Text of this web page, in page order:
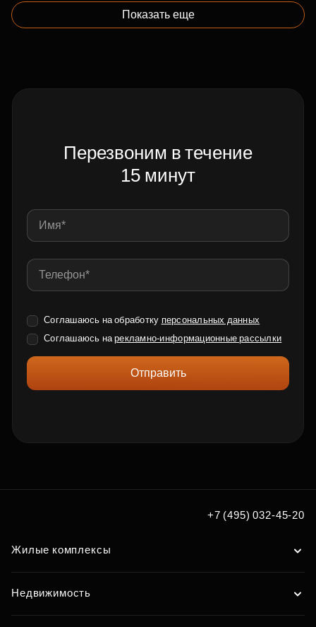
Показать еще
Перезвоним в течение
15 минут
Соглашаюсь на обработку персональных данных
Соглашаюсь нарекламно-информационные рассылки
Отправить
+7 (495) 032-45-20
Жилые комплексы
Недвижимость